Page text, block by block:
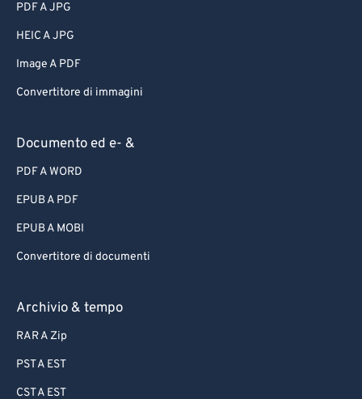
PDF A JPG
HEIC A JPG
Image A PDF
Convertitore di immagini
Documento ed e- &
PDF A WORD
EPUB A PDF
EPUB A MOBI
Convertitore di documenti
Archivio & tempo
RAR A Zip
PST A EST
CST A EST